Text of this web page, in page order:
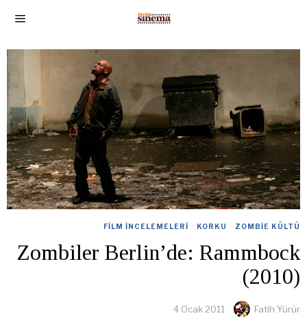
FILM İNCELEMELERI · KORKU · ZOMBIE KÜLTÜ
Zombiler Berlin’de: Rammbock
(2010)
4 Ocak 2011 Fatih Yürür